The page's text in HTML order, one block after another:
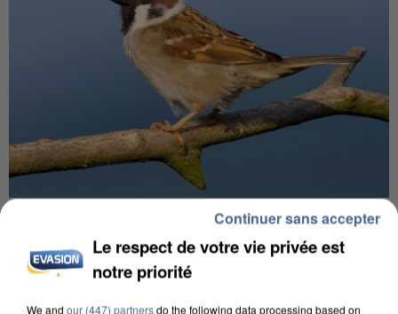
APRÈS TOUTES CES CANICULES, LES REFUGES
DE FAUNE SAUVAGE SONT...
Le respect de votre vie privée est
notre priorité
We and our (447) partnersdo the following data processing based on
Continuer sans accepter